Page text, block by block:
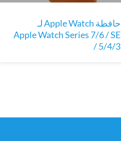
حافظة Apple Watch لـ
Apple Watch Series 7/6 / SE
/ 5/4/3